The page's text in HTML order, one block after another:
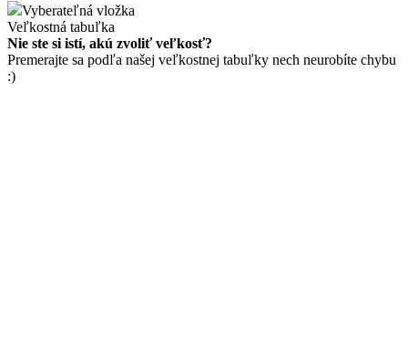
Vyberateľná vložka
Veľkostná tabuľka
Nie ste si istí, akú zvoliť veľkosť?
Premerajte sa podľa našej veľkostnej tabuľky nech neurobíte chybu
:)